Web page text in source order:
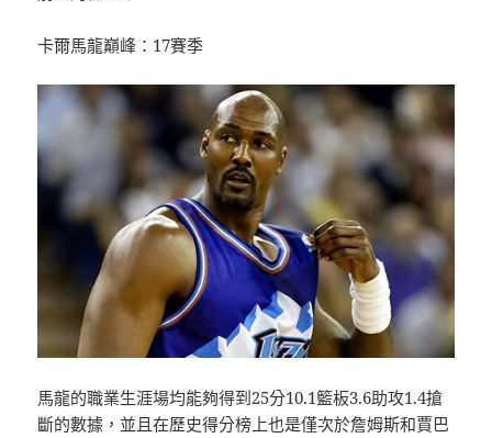
卡爾馬龍巔峰：17賽季
馬龍的職業生涯場均能夠得到25分10.1籃板3.6助攻1.4搶
斷的數據，並且在歷史得分榜上也是僅次於詹姆斯和賈巴